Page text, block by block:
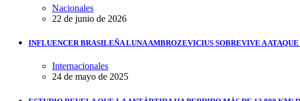
Nacionales
22 de junio de 2026
INFLUENCER BRASILEÑA LUNA AMBROZEVICIUS SOBREVIVE A
Internacionales
24 de mayo de 2025